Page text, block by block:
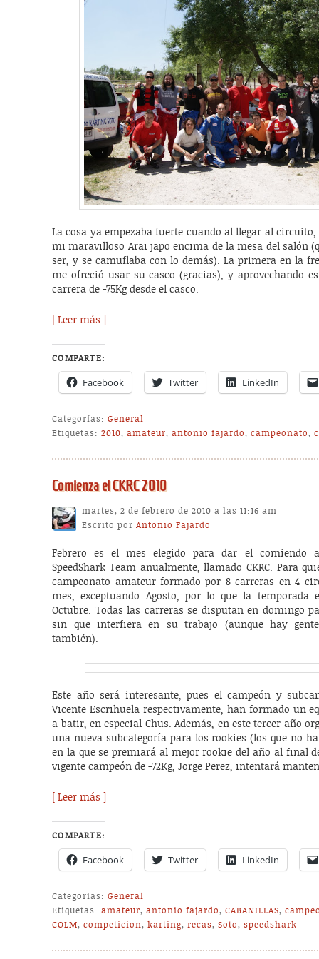
La cosa ya empezaba fuerte cuando al llegar al
mi maravilloso Arai japo encima de la mesa del salón
ser, y se camuflaba con lo demás). La primera en la
me ofreció usar su casco (gracias), y aprovechando
carrera de -75Kg desde el casco.
[ Leer más ]
COMPARTE:
Facebook Twitter LinkedIn
Categorías: General
Etiquetas: 2010,amateur,antonio fajardo,campeonato,
Comienza el CKRC 2010
martes, 2 de febrero de 2010 a las 11:16 am
Escrito porAntonio Fajardo
Febrero es el mes elegido para dar el comiendo
SpeedShark Team anualmente, llamado CKRC. Para
campeonato amateur formado por 8 carreras en 4
mes, exceptuando Agosto, por lo que la temporada
Octubre. Todas las carreras se disputan en domingo
sin que interfiera en su trabajo (aunque hay
también).
Este año será interesante, pues el campeón y
Vicente Escrihuela respectivamente, han formado un
a batir, en especial Chus. Además, en este tercer año
una nueva subcategoría para los rookies (los que no
en la que se premiará al mejor rookie del año al final
vigente campeón de -72Kg, Jorge Perez, intentará
[ Leer más ]
COMPARTE:
Facebook Twitter LinkedIn
Categorías: General
Etiquetas: amateur,antonio fajardo,CABANILLAS,
COLM,competicion,karting,recas,Soto,speedshark